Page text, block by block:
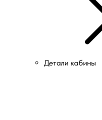
Детали кабины